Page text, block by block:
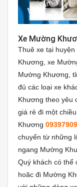
Xe Mường
Thuê xe tại
Khương, xe
Mường Khương,
đủ các loại xe
Khương theo yêu
giá rẻ đi một
Khương
chuyến từ những
ngang Mường
Quý khách có thể
hoăc đi Mường